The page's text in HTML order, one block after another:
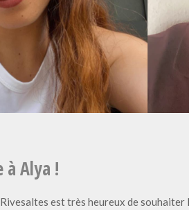
à Alya !
est très heureux de